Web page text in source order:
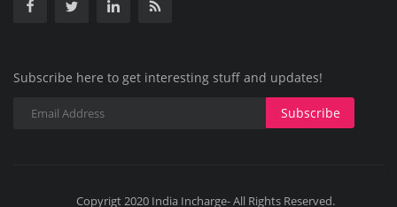
Subscribe here to get interesting stuff and updates!
Subscribe
Copyrigt 2020 India Incharge- All Rights Reserved.